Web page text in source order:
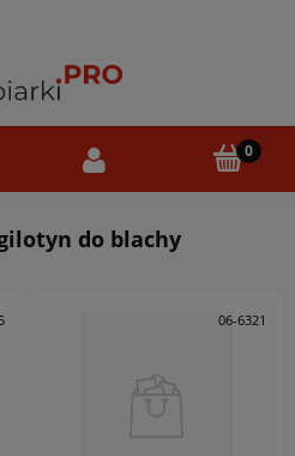
do blachy
06-6321